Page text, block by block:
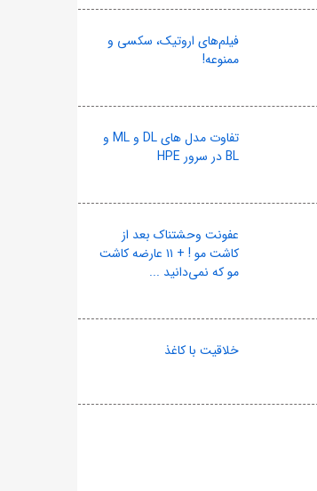
فیلم‌های اروتیک، سکسی و
ممنوعه!
تفاوت مدل های DL و ML و
BL در سرور HPE
عفونت وحشتناک بعد از
کاشت مو ! + ۱۱ عارضه کاشت
مو که نمی‌دانید ...
خلاقیت با کاغذ